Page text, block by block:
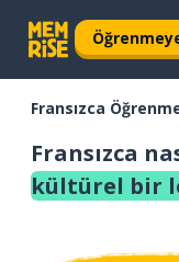
Fransızca
Fransızca
kültürel bir